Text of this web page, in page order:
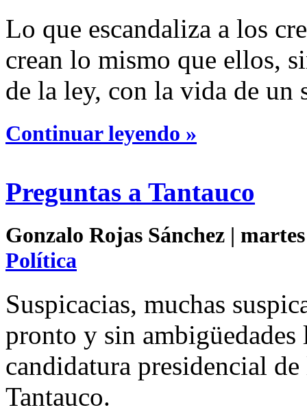
Lo que escandaliza a los
crean lo mismo que ellos,
de la ley, con la vida de un
Continuar leyendo »
Preguntas a Tantauco
Gonzalo Rojas Sánchez |
Política
Suspicacias, muchas
pronto y sin ambigüedades
candidatura presidencial
Tantauco.